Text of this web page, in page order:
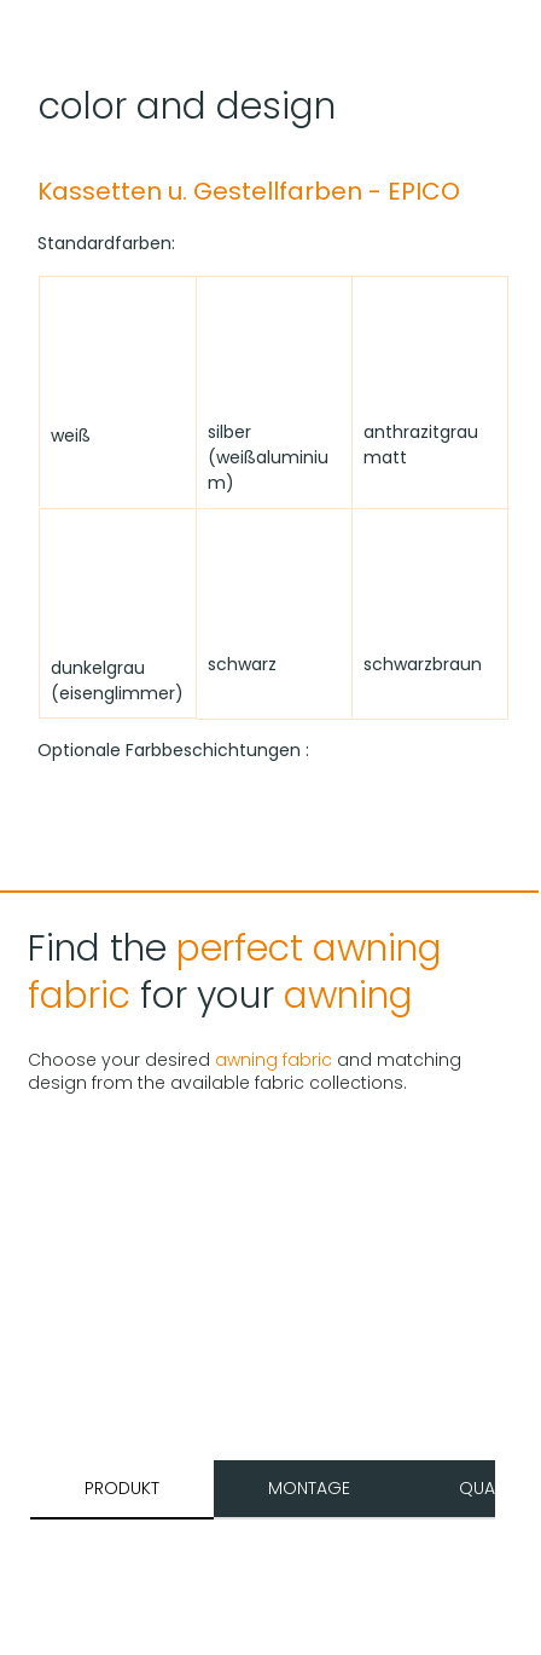
color and design
Kassetten u. Gestellfarben - EPICO
Standardfarben:
weiß
silber
(weißaluminiu
m)
anthrazitgrau
matt
dunkelgrau
(eisenglimmer)
schwarz schwarzbraun
Optionale Farbbeschichtungen :
Hinweis zur Farbdarstellung: Bitte beachten Sie, dass
die hier gezeigten Farben je nach Bildschirmeinstellung
von den Originalfarbtönen abweichen können.
Find the perfect awning
fabric for your awning
Choose your desired awning fabric and matching
design from the available fabric collections.
PRODUKT MONTAGE QUALITÄT